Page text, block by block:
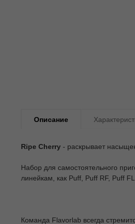
Описание
Ripe Cherry - раскрывает
Набор для самостоятельного
линейкам, как Puff, Puff RF, Puff
Команда Flavorlab всегда